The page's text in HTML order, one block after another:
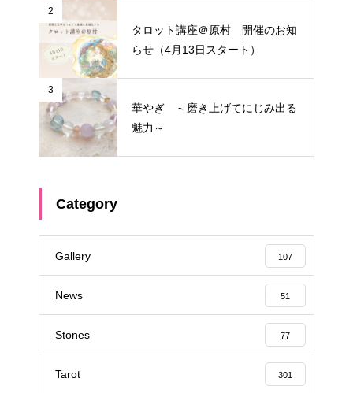
2
タロット講座＠原村 開催のお知
らせ（4月13日スタート）
3
華やぎ ～磨き上げてにじみ出る
魅力～
Category
Gallery 107
News 51
Stones 77
Tarot 301